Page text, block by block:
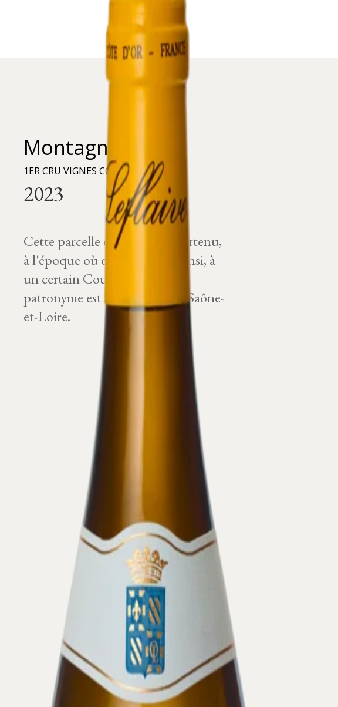
Montagny
1ER CRU VIGNES COULAND
Cette parcelle de vigne a appartenu,
à l'époque où on l'a nommé ainsi, à
un certain Couland, dont le
patronyme est bien connu en Saône-
et-Loire.